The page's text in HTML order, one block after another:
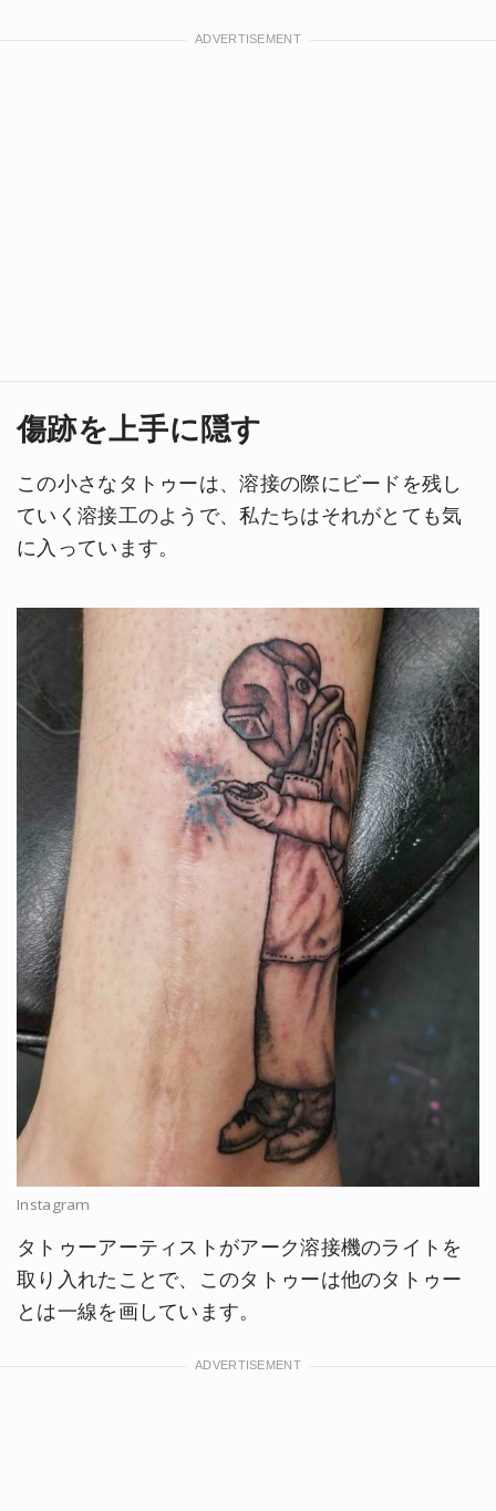
傷跡を上手に隠す
この小さなタトゥーは、溶接の際にビードを残し
ていく溶接工のようで、私たちはそれがとても気
に入っています。
Instagram
タトゥーアーティストがアーク溶接機のライトを
取り入れたことで、このタトゥーは他のタトゥー
とは一線を画しています。